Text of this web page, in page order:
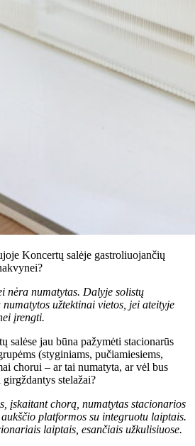
Koncertų salėje gastroliuojančių
nėra numatytas. Dalyje solistų
užtektinai vietos, jei ateityje
įrengti.
salėse jau būna pažymėti stacionarūs
(styginiams, pučiamiesiems,
chorui – ar tai numatyta, ar vėl bus
stelažai?
įskaitant chorą, numatytas stacionarios
platformos su integruotu laiptais.
laiptais, esančiais užkulisiuose.